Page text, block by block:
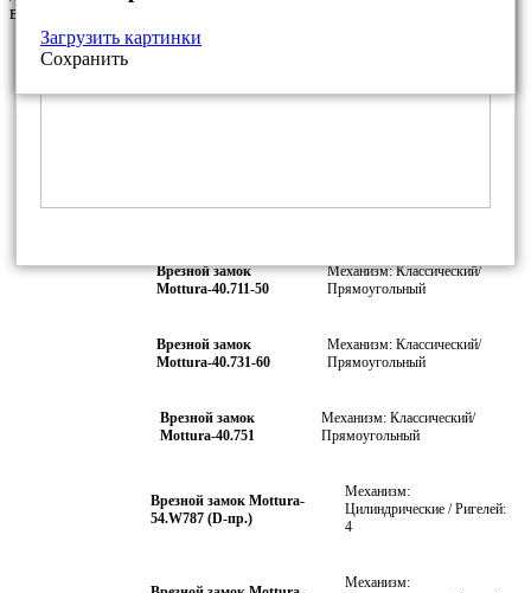
варианты фурнитуры из нашего каталога
Врезной замок
Врезной замок
Mottura-40.711-50
Механизм: Классический/
Прямоугольный
Врезной замок
Mottura-40.731-60
Механизм: Классический/
Прямоугольный
Врезной замок
Mottura-40.751
Механизм: Классический/
Прямоугольный
Врезной замок Mottura-
54.W787 (D-пр.)
Механизм:
Цилиндрические / Ригелей:
4
Механизм:
Загрузить картинки
Сохранить